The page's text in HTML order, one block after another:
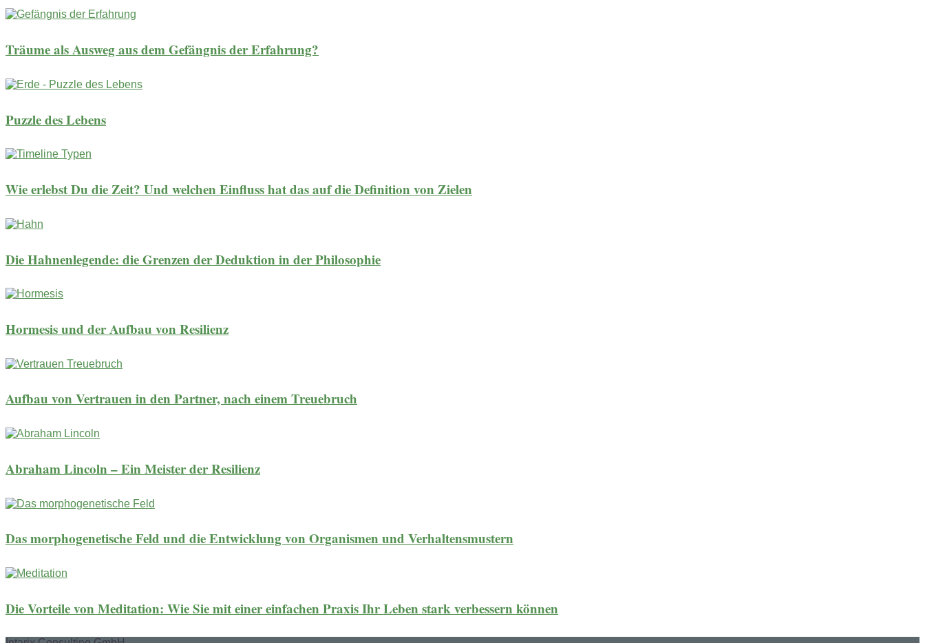
Träume als Ausweg aus dem Gefängnis der Erfahrung?
Puzzle des Lebens
Wie erlebst Du die Zeit? Und welchen Einfluss hat das auf die Definition von Zielen
Die Hahnenlegende: die Grenzen der Deduktion in der Philosophie
Hormesis und der Aufbau von Resilienz
Aufbau von Vertrauen in den Partner, nach einem Treuebruch
Abraham Lincoln – Ein Meister der Resilienz
Das morphogenetische Feld und die Entwicklung von Organismen und Verhaltensmustern
Die Vorteile von Meditation: Wie Sie mit einer einfachen Praxis Ihr Leben stark verbessern können